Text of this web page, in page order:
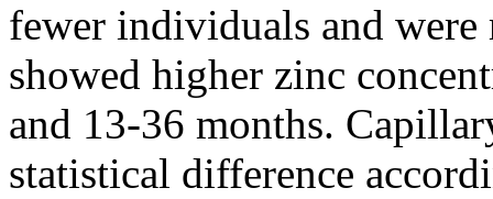
fewer individuals and
showed higher zinc
and 13-36 months.
statistical difference